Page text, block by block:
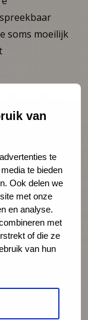
van
te
te bieden
Ook delen we
met onze
en analyse.
met
of die ze
van hun
soms moeilijk
domein
’ voor
(Lusse &
(Lusse &
Zo
‘SOS bij
de
wordt